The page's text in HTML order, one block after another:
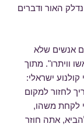
האור ודברים
אנשים שלא
וויתרו". מתוך
ישראלי:
לחזור למקום
לקחת משהו,
אתה חוזר